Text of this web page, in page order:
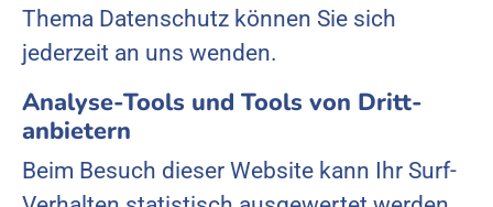
Thema Datenschutz können Sie sich
jederzeit an uns wenden.
Analyse-Tools und Tools von Dritt­
anbietern
Beim Besuch dieser Website kann Ihr Surf-